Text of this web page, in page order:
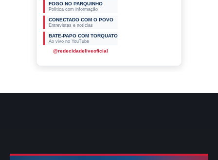
FOGO NO PARQUINHO
Política com informação
CONECTADO COM O POVO
Entrevistas e notícias
BATE-PAPO COM TORQUATO
Ao vivo no YouTube
@redecidadeliveoficial